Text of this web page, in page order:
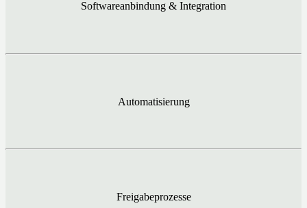
Softwareanbindung & Integration
Automatisierung
Freigabeprozesse